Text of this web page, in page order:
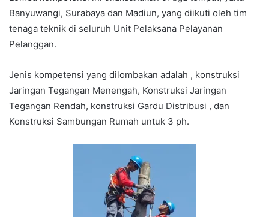
Banyuwangi, Surabaya dan Madiun, yang diikuti oleh tim
tenaga teknik di seluruh Unit Pelaksana Pelayanan
Pelanggan.
Jenis kompetensi yang dilombakan adalah , konstruksi
Jaringan Tegangan Menengah, Konstruksi Jaringan
Tegangan Rendah, konstruksi Gardu Distribusi , dan
Konstruksi Sambungan Rumah untuk 3 ph.